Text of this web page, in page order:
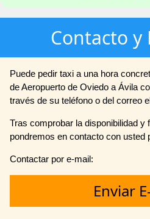
Contacto y
Puede pedir taxi a una hora
de Aeropuerto de Oviedo a Ávila
través de su teléfono o del correo
Tras comprobar la disponibilidad y
pondremos en contacto con usted
Contactar por e-mail:
Enviar